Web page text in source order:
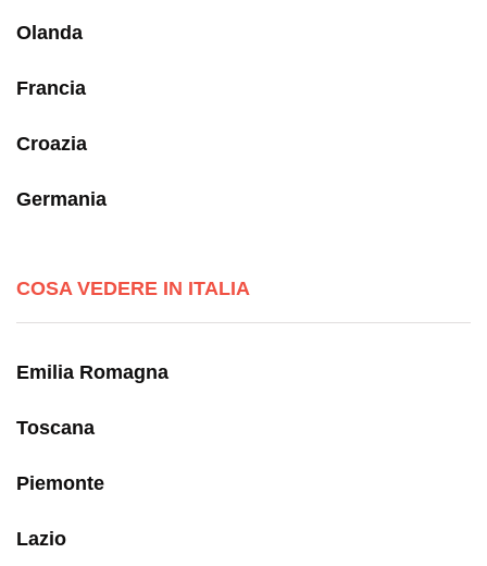
Olanda
Francia
Croazia
Germania
COSA VEDERE IN ITALIA
Emilia Romagna
Toscana
Piemonte
Lazio